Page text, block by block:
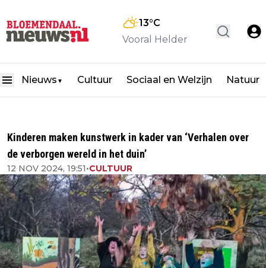
13°C
Vooral Helder
Nieuws ▼ Cultuur Sociaal en Welzijn Natuur
Kinderen maken kunstwerk in kader van ‘Verhalen over
de verborgen wereld in het duin’
12 NOV 2024, 19:51•CULTUUR